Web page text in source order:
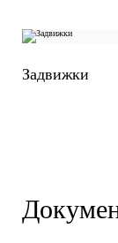
Задвижки